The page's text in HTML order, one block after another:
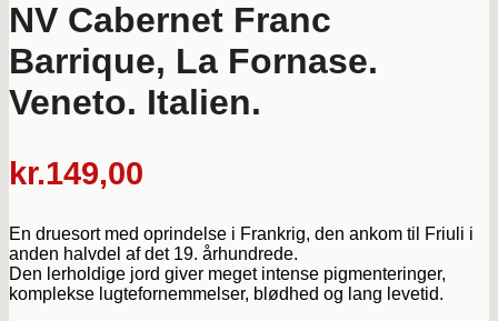
NV Cabernet Franc
Barrique, La Fornase.
Veneto. Italien.
kr.149,00
En druesort med oprindelse i Frankrig, den ankom til Friuli i
anden halvdel af det 19. århundrede.
Den lerholdige jord giver meget intense pigmenteringer,
komplekse lugtefornemmelser, blødhed og lang levetid.